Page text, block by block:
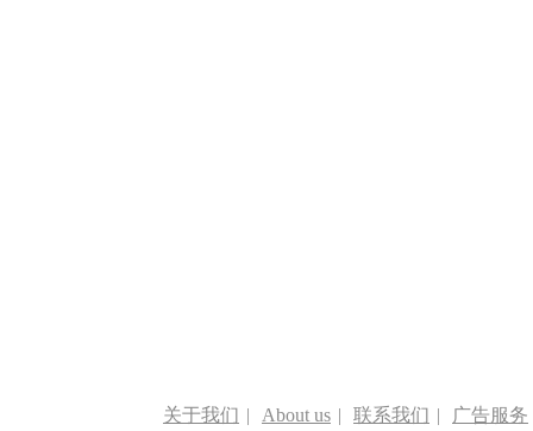
关于我们 | About us | 联系我们 | 广告服务